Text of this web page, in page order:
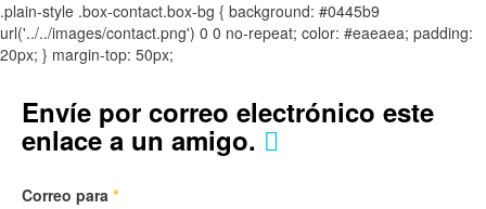
.plain-style .box-contact.box-bg { background: #0445b9
url('../../images/contact.png') 0 0 no-repeat; color: #eaeaea; padding:
20px; } margin-top: 50px;
Envíe por correo electrónico este
enlace a un amigo.
Correo para *